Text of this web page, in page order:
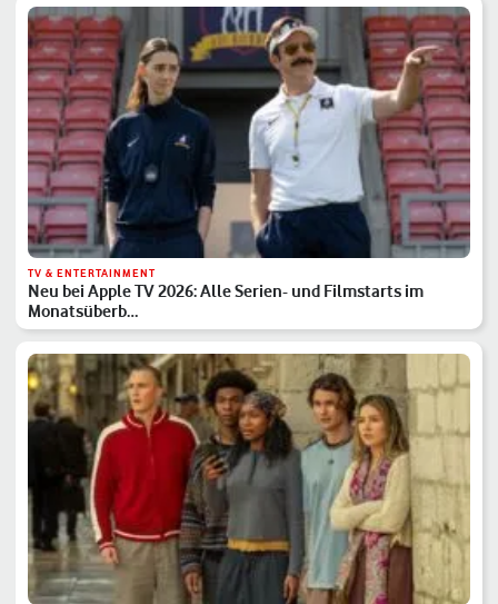
TV & ENTERTAINMENT
Neu bei Apple TV 2026: Alle Serien- und Filmstarts im
Monatsüberb…